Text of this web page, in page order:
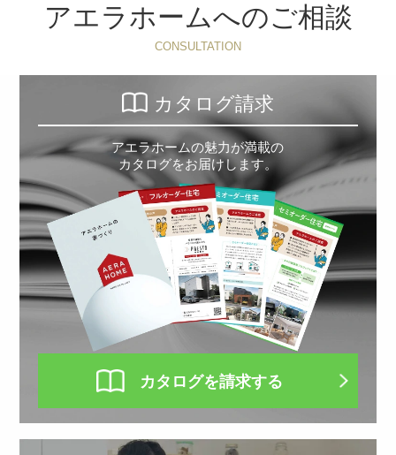
アエラホームへのご相談
CONSULTATION
カタログ請求
アエラホームの魅力が満載の
カタログをお届けします。
カタログを請求する